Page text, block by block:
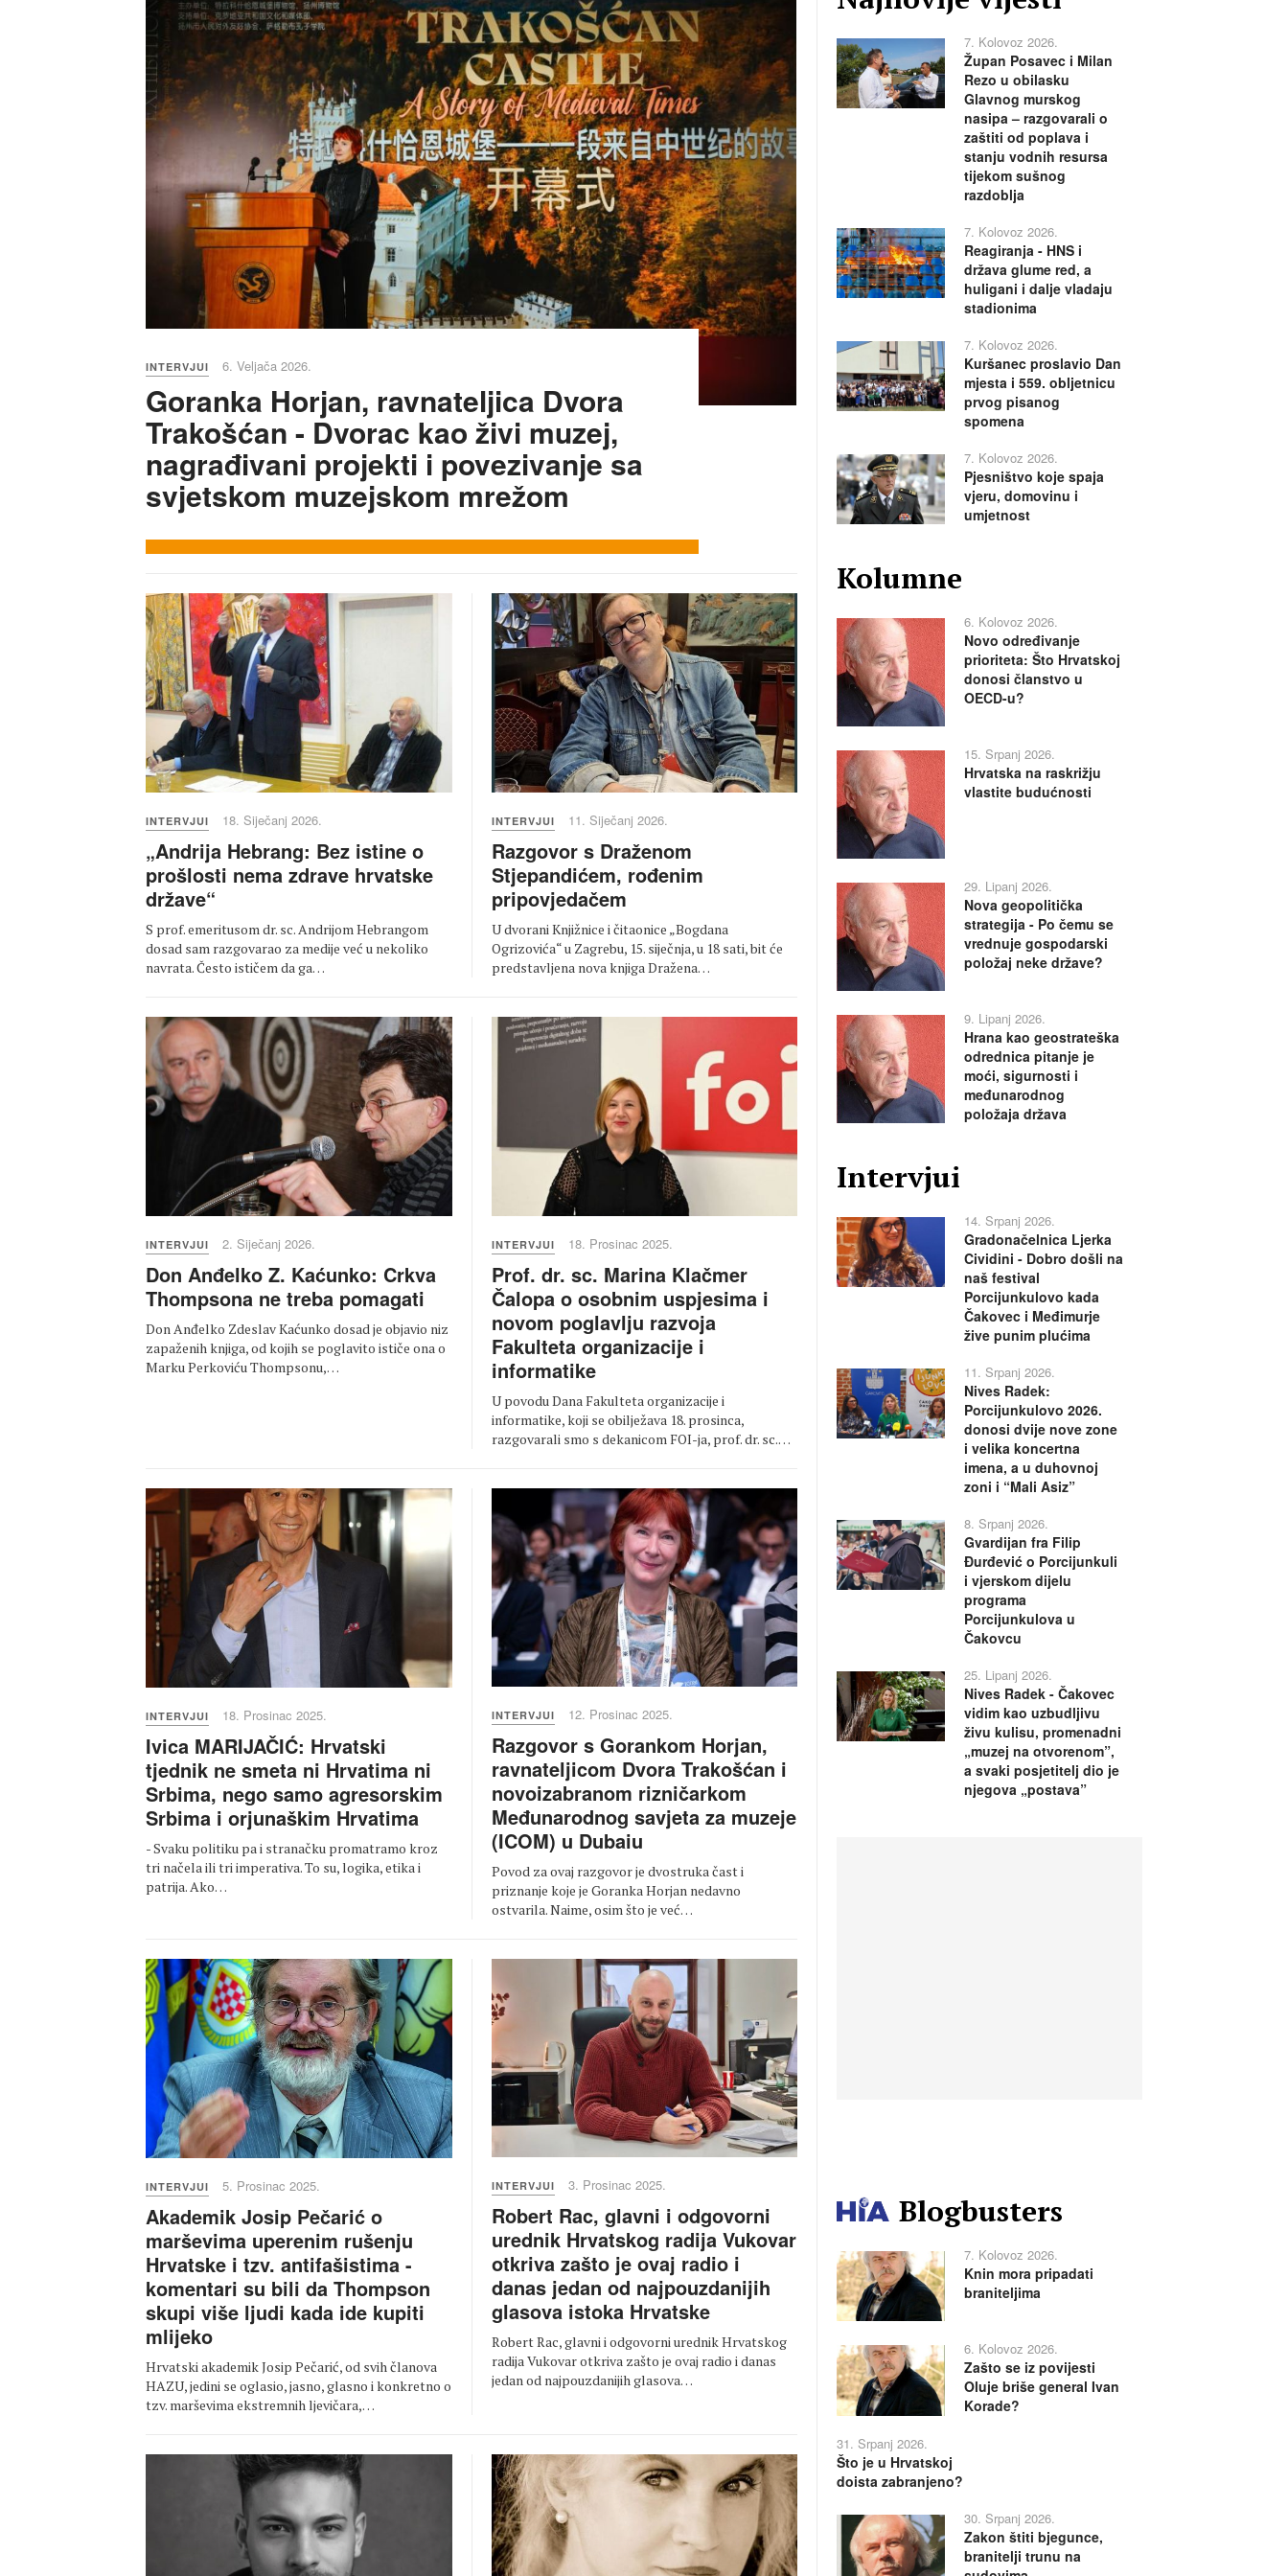
INTERVJUI 6. Veljača 2026.
Goranka Horjan, ravnateljica Dvora
Trakošćan - Dvorac kao živi muzej,
nagrađivani projekti i povezivanje sa
svjetskom muzejskom mrežom
INTERVJUI 18. Siječanj 2026.
„Andrija Hebrang: Bez istine o
prošlosti nema zdrave hrvatske
države“
S prof. emeritusom dr. sc. Andrijom Hebrangom
dosad sam razgovarao za medije već u nekoliko
navrata. Često ističem da ga…
INTERVJUI 11. Siječanj 2026.
Razgovor s Draženom
Stjepandićem, rođenim
pripovjedačem
U dvorani Knjižnice i čitaonice „Bogdana
Ogrizovića“ u Zagrebu, 15. siječnja, u 18 sati, bit će
predstavljena nova knjiga Dražena…
INTERVJUI 2. Siječanj 2026.
Don Anđelko Z. Kaćunko: Crkva
Thompsona ne treba pomagati
Don Anđelko Zdeslav Kaćunko dosad je objavio niz
zapaženih knjiga, od kojih se poglavito ističe ona o
Marku Perkoviću Thompsonu,…
INTERVJUI 18. Prosinac 2025.
Prof. dr. sc. Marina Klačmer
Čalopa o osobnim uspjesima i
novom poglavlju razvoja
Fakulteta organizacije i
informatike
U povodu Dana Fakulteta organizacije i
informatike, koji se obilježava 18. prosinca,
razgovarali smo s dekanicom FOI-ja, prof. dr. sc.…
INTERVJUI 18. Prosinac 2025.
Ivica MARIJAČIĆ: Hrvatski
tjednik ne smeta ni Hrvatima ni
Srbima, nego samo agresorskim
Srbima i orjunaškim Hrvatima
- Svaku politiku pa i stranačku promatramo kroz
tri načela ili tri imperativa. To su, logika, etika i
patrija. Ako…
INTERVJUI 12. Prosinac 2025.
Razgovor s Gorankom Horjan,
ravnateljicom Dvora Trakošćan i
novoizabranom rizničarkom
Međunarodnog savjeta za muzeje
(ICOM) u Dubaiu
Povod za ovaj razgovor je dvostruka čast i
priznanje koje je Goranka Horjan nedavno
ostvarila. Naime, osim što je već…
INTERVJUI 5. Prosinac 2025.
Akademik Josip Pečarić o
marševima uperenim rušenju
Hrvatske i tzv. antifašistima -
komentari su bili da Thompson
skupi više ljudi kada ide kupiti
mlijeko
Hrvatski akademik Josip Pečarić, od svih članova
HAZU, jedini se oglasio, jasno, glasno i konkretno o
tzv. marševima ekstremnih ljevičara,…
INTERVJUI 3. Prosinac 2025.
Robert Rac, glavni i odgovorni
urednik Hrvatskog radija Vukovar
otkriva zašto je ovaj radio i
danas jedan od najpouzdanijih
glasova istoka Hrvatske
Robert Rac, glavni i odgovorni urednik Hrvatskog
radija Vukovar otkriva zašto je ovaj radio i danas
jedan od najpouzdanijih glasova…
7. Kolovoz 2026.
Župan Posavec i Milan
Rezo u obilasku
Glavnog murskog
nasipa – razgovarali o
zaštiti od poplava i
stanju vodnih resursa
tijekom sušnog
razdoblja
7. Kolovoz 2026.
Reagiranja - HNS i
država glume red, a
huligani i dalje vladaju
stadionima
7. Kolovoz 2026.
Kuršanec proslavio Dan
mjesta i 559. obljetnicu
prvog pisanog
spomena
7. Kolovoz 2026.
Pjesništvo koje spaja
vjeru, domovinu i
umjetnost
Kolumne
6. Kolovoz 2026.
Novo određivanje
prioriteta: Što Hrvatskoj
donosi članstvo u
OECD-u?
15. Srpanj 2026.
Hrvatska na raskrižju
vlastite budućnosti
29. Lipanj 2026.
Nova geopolitička
strategija - Po čemu se
vrednuje gospodarski
položaj neke države?
9. Lipanj 2026.
Hrana kao geostrateška
odrednica pitanje je
moći, sigurnosti i
međunarodnog
položaja država
Intervjui
14. Srpanj 2026.
Gradonačelnica Ljerka
Cividini - Dobro došli na
naš festival
Porcijunkulovo kada
Čakovec i Međimurje
žive punim plućima
11. Srpanj 2026.
Nives Radek:
Porcijunkulovo 2026.
donosi dvije nove zone
i velika koncertna
imena, a u duhovnoj
zoni i “Mali Asiz”
8. Srpanj 2026.
Gvardijan fra Filip
Đurđević o Porcijunkuli
i vjerskom dijelu
programa
Porcijunkulova u
Čakovcu
25. Lipanj 2026.
Nives Radek - Čakovec
vidim kao uzbudljivu
živu kulisu, promenadni
„muzej na otvorenom”,
a svaki posjetitelj dio je
njegova „postava”
Blogbusters
7. Kolovoz 2026.
Knin mora pripadati
braniteljima
6. Kolovoz 2026.
Zašto se iz povijesti
Oluje briše general Ivan
Korade?
31. Srpanj 2026.
Što je u Hrvatskoj
doista zabranjeno?
30. Srpanj 2026.
Zakon štiti bjegunce,
branitelji trunu na